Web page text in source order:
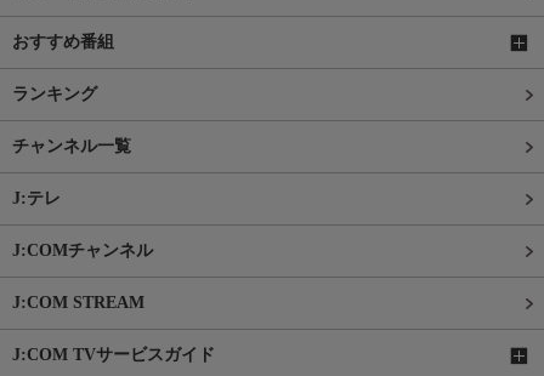
おすすめ番組
ランキング
チャンネル一覧
J:テレ
J:COMチャンネル
J:COM STREAM
J:COM TVサービスガイド